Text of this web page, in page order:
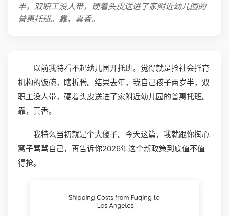
半，双职工没人带，硬着头皮送进了家附近幼儿园的
普惠托班。靠，真香。
以前我特看不起幼儿园开托班。觉得就是抢社会托育
机构的饭碗，瞎折腾。结果去年，我自己孩子两岁半，双
职工没人带，硬着头皮送进了家附近幼儿园的普惠托班。
靠，真香。
我特么当初就是个大傻子。今天这篇，我就跟你掏心
窝子骂骂自己，再告诉你2026年这个新政策到底值不值
得抢。